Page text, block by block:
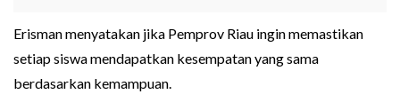
Erisman menyatakan jika Pemprov Riau ingin memastikan
setiap siswa mendapatkan kesempatan yang sama
berdasarkan kemampuan.